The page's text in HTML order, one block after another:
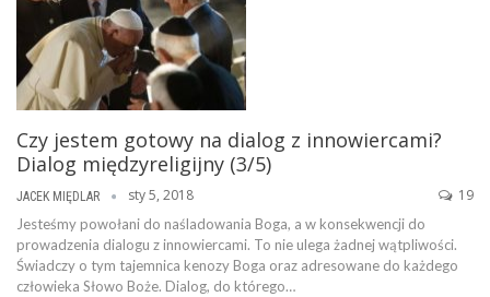
Czy jestem gotowy na dialog z innowiercami?
Dialog międzyreligijny (3/5)
JACEK MIĘDLAR sty 5, 2018 19
Jesteśmy powołani do naśladowania Boga, a w konsekwencji do
prowadzenia dialogu z innowiercami. To nie ulega żadnej wątpliwości.
Świadczy o tym tajemnica kenozy Boga oraz adresowane do każdego
człowieka Słowo Boże. Dialog, do którego…